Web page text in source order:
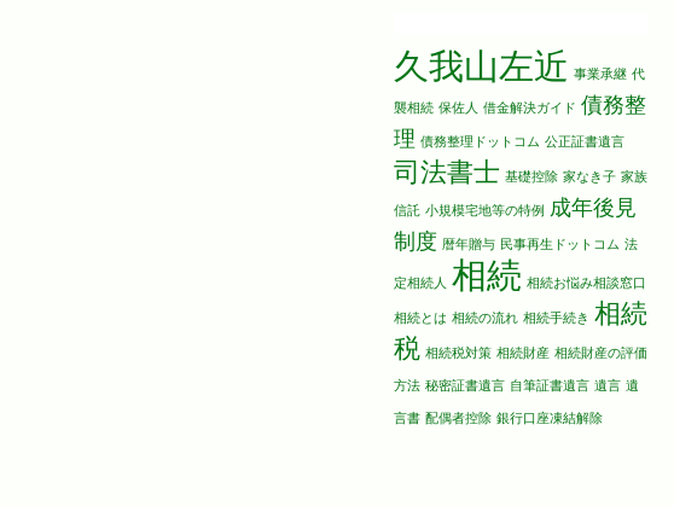
久我山左近 事業承継 代
襲相続 保佐人 借金解決ガイド 債務整
理 債務整理ドットコム 公正証書遺言
司法書士 基礎控除 家なき子 家族
信託 小規模宅地等の特例 成年後見
制度 暦年贈与 民事再生ドットコム 法
定相続人 相続 相続お悩み相談窓口
相続とは 相続の流れ 相続手続き 相続
税 相続税対策 相続財産 相続財産の評価
方法 秘密証書遺言 自筆証書遺言 遺言 遺
言書 配偶者控除 銀行口座凍結解除